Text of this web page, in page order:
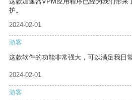
护。
2024-02-01
游客
这款软件的功能非常强大，可以满足我日
2024-02-01
游客